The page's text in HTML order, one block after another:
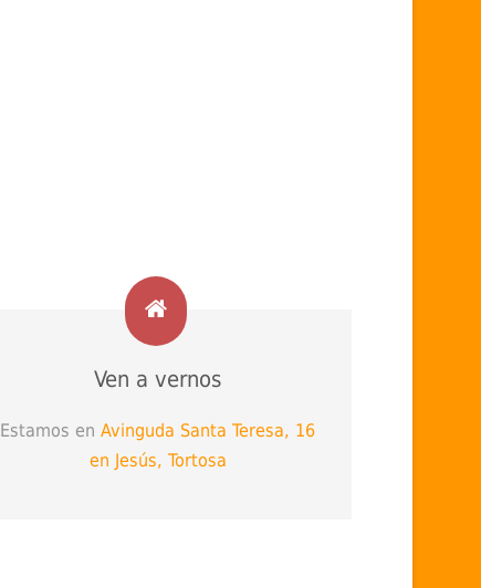
Ven a vernos
Estamos enAvinguda Santa Teresa, 16
en Jesús, Tortosa